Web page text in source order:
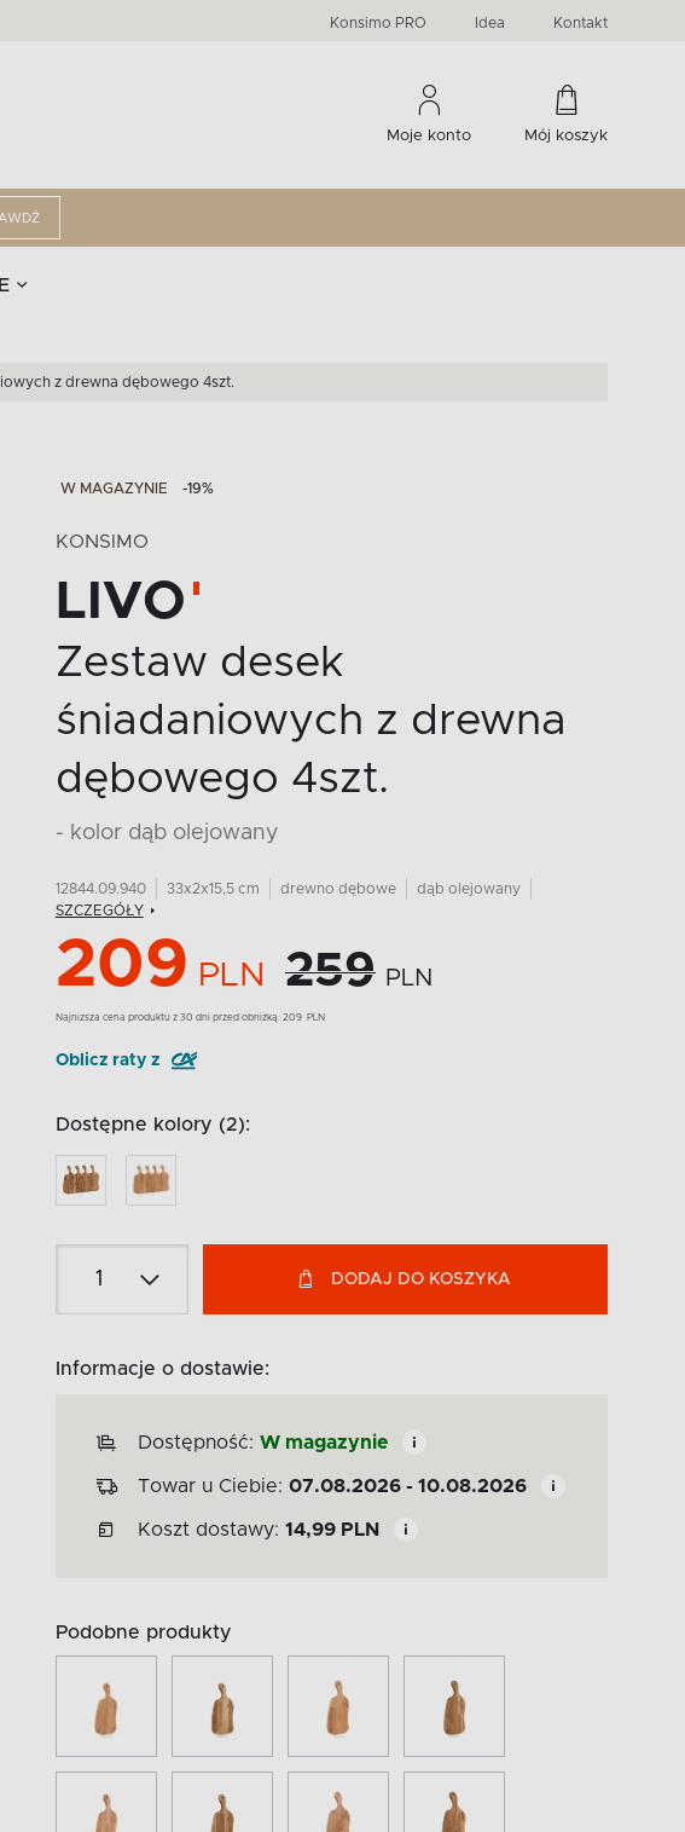
Konsimo PRO Idea Kontakt
Moje konto Mój koszyk
Komody, szafki RTV, witryny...
-33 %
Liczba produktów:60
Liczba produktów:274
z drewna dębowego 4szt.
W MAGAZYNIE -19%
KONSIMO
LIVO
Zestaw desek
śniadaniowych z drewna
dębowego 4szt.
- kolor dąb olejowany
12844.09.940 33x2x15,5 cm drewno dębowe
dąb olejowany
SZCZEGÓŁY
209 PLN 259 PLN
Najnizsza cena produktu z 30 dni przed obniżką: 209 PLN
Oblicz raty z
Dostępne kolory (2):
DODAJ DO KOSZYKA
Informacje o dostawie:
Dostępność: W magazynie
Towar u Ciebie: 07.08.2026 - 10.08.2026
Koszt dostawy: 14,99 PLN
Podobne produkty